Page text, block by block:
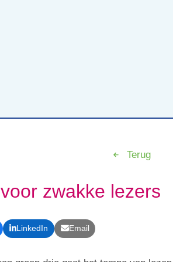
Terug
zwakke lezers
LinkedIn Email